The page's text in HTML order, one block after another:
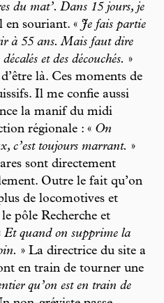
du mat’. Dans 15 jours, je
en souriant. « Je fais partie
à 55 ans. Mais faut dire
et des découchés. »
là. Ces moments de
Il me confie aussi
la manif du midi
régionale : « On
c’est toujours marrant. »
sont directement
Outre le fait qu’on
de locomotives et
pôle Recherche et
Et quand on supprime la
» La directrice du site a
en train de tourner une
qu’on est en train de